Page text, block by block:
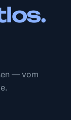
— vom